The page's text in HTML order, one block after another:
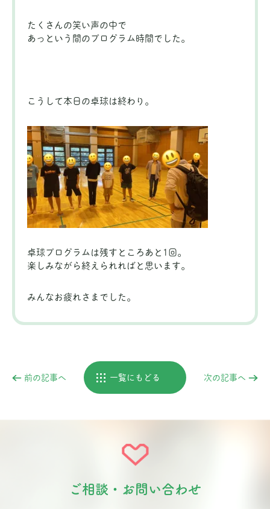
たくさんの笑い声の中で
あっという間のプログラム時間でした。
こうして本日の卓球は終わり。
卓球プログラムは残すところあと1回。
楽しみながら終えられればと思います。
みんなお疲れさまでした。
前の記事へ 一覧にもどる 次の記事へ
ご相談・お問い合わせ